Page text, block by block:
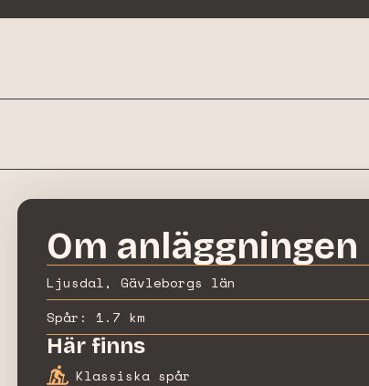
Om anläggningen
Ljusdal, Gävleborgs län
Spår: 1.7 km
Här finns
Klassiska spår